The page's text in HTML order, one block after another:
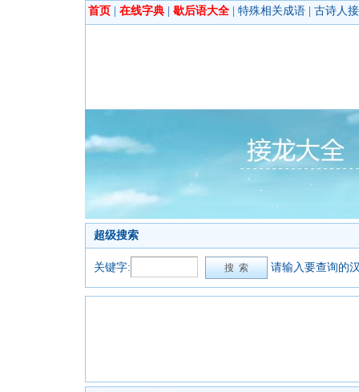
首页 在线字典 歇后语大全 特殊相关成语 古诗人
超级搜索
关键字: 请输入要查询的